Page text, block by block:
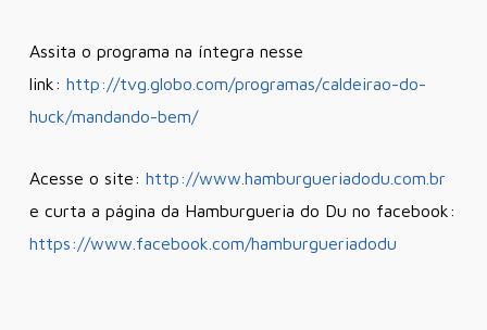
Assita o programa na íntegra nesse
link: http://tvg.globo.com/programas/caldeirao-do-
huck/mandando-bem/
Acesse o site: http://www.hamburgueriadodu.com.br
e curta a página da Hamburgueria do Du no facebook:
https://www.facebook.com/hamburgueriadodu